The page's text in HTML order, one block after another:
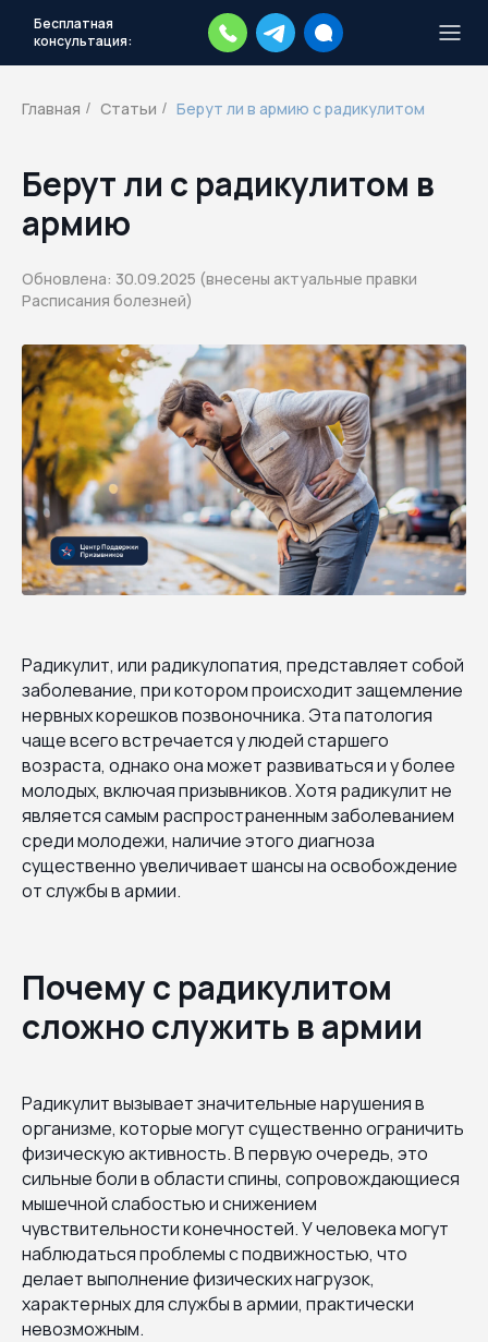
Бесплатная
консультация:
Главная / Статьи / Берут ли в армию с радикулитом
Берут ли с радикулитом в
армию
Обновлена: 30.09.2025 (внесены актуальные правки
Расписания болезней)
Радикулит, или радикулопатия, представляет собой
заболевание, при котором происходит защемление
нервных корешков позвоночника. Эта патология
чаще всего встречается у людей старшего
возраста, однако она может развиваться и у более
молодых, включая призывников. Хотя радикулит не
является самым распространенным заболеванием
среди молодежи, наличие этого диагноза
существенно увеличивает шансы на освобождение
от службы в армии.
Почему с радикулитом
сложно служить в армии
Радикулит вызывает значительные нарушения в
организме, которые могут существенно ограничить
физическую активность. В первую очередь, это
сильные боли в области спины, сопровождающиеся
мышечной слабостью и снижением
чувствительности конечностей. У человека могут
наблюдаться проблемы с подвижностью, что
делает выполнение физических нагрузок,
характерных для службы в армии, практически
невозможным.
каждый день.
действий